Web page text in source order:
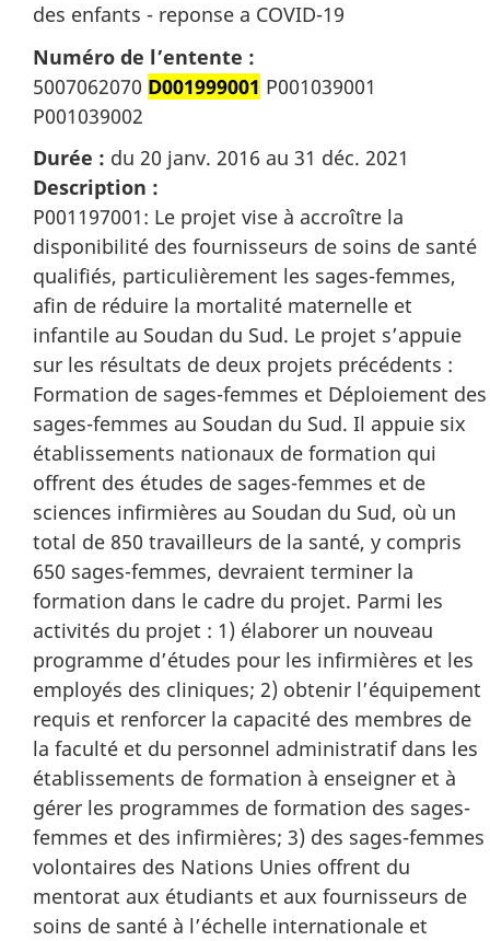
des enfants - reponse a COVID-19
Numéro de l’entente :
5007062070 D001999001 P001039001
P001039002
Durée : du 20 janv. 2016 au 31 déc. 2021
Description :
P001197001: Le projet vise à accroître la
disponibilité des fournisseurs de soins de santé
qualifiés, particulièrement les sages-femmes,
afin de réduire la mortalité maternelle et
infantile au Soudan du Sud. Le projet s’appuie
sur les résultats de deux projets précédents :
Formation de sages-femmes et Déploiement des
sages-femmes au Soudan du Sud. Il appuie six
établissements nationaux de formation qui
offrent des études de sages-femmes et de
sciences infirmières au Soudan du Sud, où un
total de 850 travailleurs de la santé, y compris
650 sages-femmes, devraient terminer la
formation dans le cadre du projet. Parmi les
activités du projet : 1) élaborer un nouveau
programme d’études pour les infirmières et les
employés des cliniques; 2) obtenir l’équipement
requis et renforcer la capacité des membres de
la faculté et du personnel administratif dans les
établissements de formation à enseigner et à
gérer les programmes de formation des sages-
femmes et des infirmières; 3) des sages-femmes
volontaires des Nations Unies offrent du
mentorat aux étudiants et aux fournisseurs de
soins de santé à l’échelle internationale et